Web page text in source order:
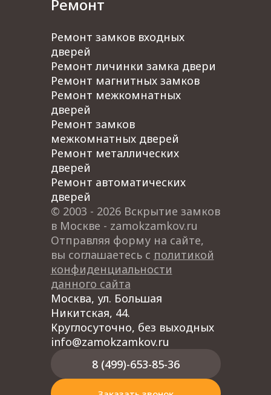
Каховская
Печатники
Текстильщики
Нижегородская
Сокольники
Рижская
Ремонт
Ремонт замков входных
дверей
Ремонт личинки замка двери
Ремонт магнитных замков
Ремонт межкомнатных
дверей
Ремонт замков
межкомнатных дверей
Ремонт металлических
дверей
Ремонт автоматических
дверей
© 2003 - 2026 Вскрытие замков
в Москве - zamokzamkov.ru
Отправляя форму на сайте,
вы соглашаетесь с политикой
конфиденциальности
данного сайта
Москва, ул. Большая
Никитская, 44.
Круглосуточно, без выходных
info@zamokzamkov.ru
8 (499)-653-85-36